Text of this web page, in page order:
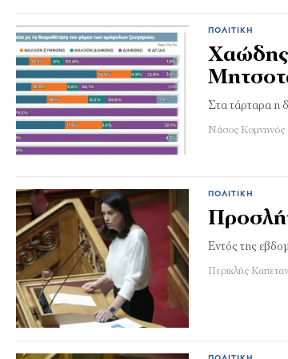
ΠΟΛΙΤΙΚΉ
Στα τάρταρα η
Νάσος Κομνηνός
ΠΟΛΙΤΙΚΉ
Εντός της
Περικλής